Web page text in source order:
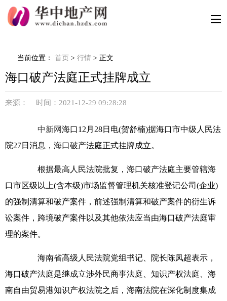
当前位置： 首页 > 行情 > 正文
海口破产法庭正式挂牌成立
来源： 时间：2021-12-29 09:28:28
中新网海口12月28日电(贺舒楠)据海口市中级人民法
院27日消息，海口破产法庭正式挂牌成立。
根据最高人民法院批复，海口破产法庭主要管辖海
口市区级以上(含本级)市场监督管理机关核准登记公司(企业)
的强制清算和破产案件，前述强制清算和破产案件的衍生诉
讼案件，跨境破产案件以及其他依法应当由海口破产法庭审
理的案件。
海南省高级人民法院党组书记、院长陈凤超表示，
海口破产法庭是继成立涉外民商事法庭、知识产权法庭、海
南自由贸易港知识产权法院之后，海南法院在深化制度集成